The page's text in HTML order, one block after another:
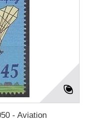
- Aviation